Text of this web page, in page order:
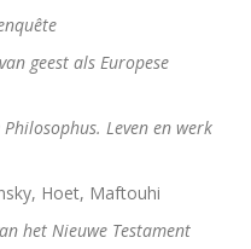
ignorance)
2000 jaar Christus in
toen en nu
geest als Europese
Philosophus. Leven en werk
Hoet, Maftouhi
het Nieuwe Testament